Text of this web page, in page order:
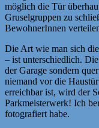
möglich die Tür
Gruselgruppen zu
BewohnerInnen
Die Art wie man sich
– ist unterschiedlich.
der Garage sondern
niemand vor die
erreichbar ist, wird der
Parkmeisterwerk! Ich
fotografiert habe.